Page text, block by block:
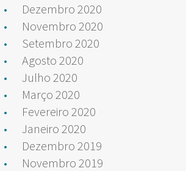
Dezembro 2020
Novembro 2020
Setembro 2020
Agosto 2020
Julho 2020
Março 2020
Fevereiro 2020
Janeiro 2020
Dezembro 2019
Novembro 2019